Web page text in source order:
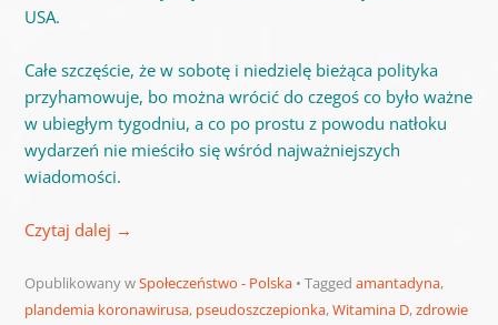
USA.
Całe szczęście, że w sobotę i niedzielę bieżąca polityka
przyhamowuje, bo można wrócić do czegoś co było ważne
w ubiegłym tygodniu, a co po prostu z powodu natłoku
wydarzeń nie mieściło się wśród najważniejszych
wiadomości.
Czytaj dalej →
Opublikowany wSpołeczeństwo - Polska Tagged amantadyna,
plandemia koronawirusa, pseudoszczepionka,Witamina D,zdrowie